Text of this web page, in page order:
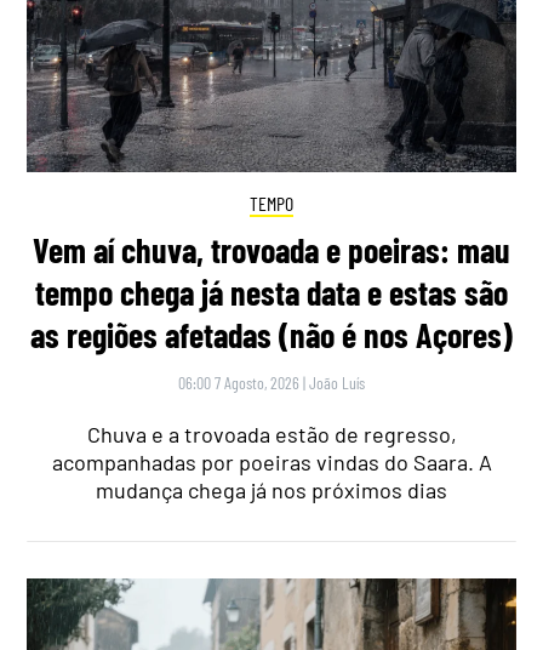
TEMPO
Vem aí chuva, trovoada e poeiras: mau
tempo chega já nesta data e estas são
as regiões afetadas (não é nos Açores)
06:00 7 Agosto, 2026 |João Luís
Chuva e a trovoada estão de regresso,
acompanhadas por poeiras vindas do Saara. A
mudança chega já nos próximos dias